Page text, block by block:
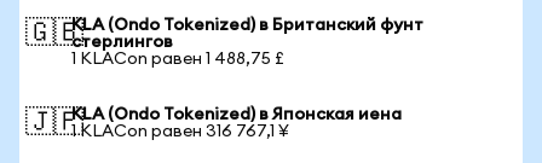
🇬🇧KLA (Ondo Tokenized) в Британский фунт
стерлингов
1 KLACon равен 1 488,75 £
🇯🇵KLA (Ondo Tokenized) в Японская иена
1 KLACon равен 316 767,1 ¥